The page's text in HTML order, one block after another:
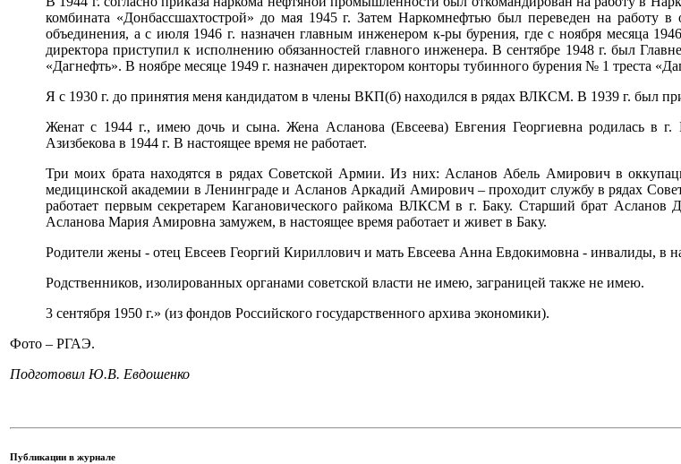
комбината «Донбассшахтострой» до мая 1945 г. Затем Наркомнефтью был переведен на работу
объединения, а с июля 1946 г. назначен главным инженером к-ры бурения, где с ноября месяца
директора приступил к исполнению обязанностей главного инженера. В сентябре 1948 г. был
«Дагнефть». В ноябре месяце 1949 г. назначен директором конторы тубинного бурения № 1 треста
Я с 1930 г. до принятия меня кандидатом в члены ВКП(б) находился в рядах ВЛКСМ. В 1939 г. был
Женат с 1944 г., имею дочь и сына. Жена Асланова (Евсеева) Евгения Георгиевна родилась в
Азизбекова в 1944 г. В настоящее время не работает.
Три моих брата находятся в рядах Советской Армии. Из них: Асланов Абель Амирович в
медицинской академии в Ленинграде и Асланов Аркадий Амирович – проходит службу в рядах
работает первым секретарем Кагановического райкома ВЛКСМ в г. Баку. Старший брат Асланов
Асланова Мария Амировна замужем, в настоящее время работает и живет в Баку.
Родители жены - отец Евсеев Георгий Кириллович и мать Евсеева Анна Евдокимовна - инвалиды, в
Родственников, изолированных органами советской власти не имею, заграницей также не имею.
3 сентября 1950 г.» (из фондов Российского государственного архива экономики).
Фото – РГАЭ.
Подготовил Ю.В. Евдошенко
Публикации в журнале